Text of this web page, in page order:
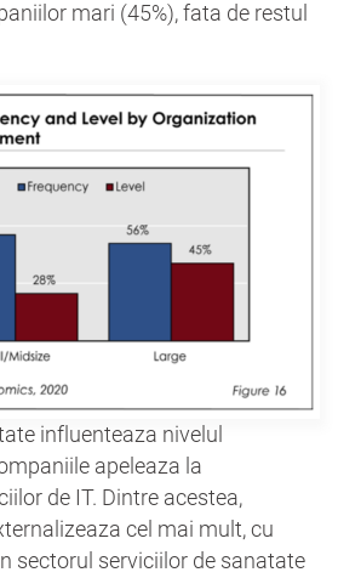
mari (45%), fata de restul
influenteaza nivelul
apeleaza la
de IT. Dintre acestea,
cel mai mult, cu
sectorul serviciilor de sanatate